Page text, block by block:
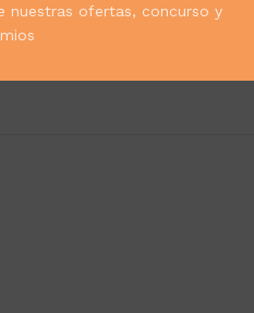
nuestras ofertas, concurso y
están marcados con